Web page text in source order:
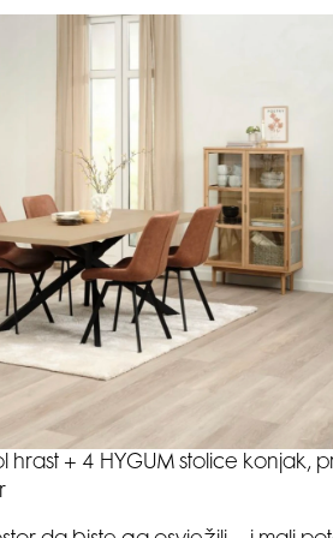
hrast + 4 HYGUM stolice konjak,